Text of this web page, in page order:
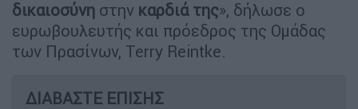
δικαιοσύνη στην καρδιά της», δήλωσε ο
ευρωβουλευτής και πρόεδρος της Ομάδας
των Πρασίνων, Terry Reintke.
ΔΙΑΒΑΣΤΕ ΕΠΙΣΗΣ